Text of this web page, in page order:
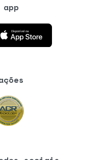
Play Store
o aplicativo na App Store